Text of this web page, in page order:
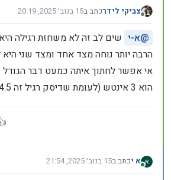
מנותק
צביקי לידרכתב ב15 בנוב׳ 2025, 20:19
נערך לאחרונה על ידי
@א-י שים לב זה לא משחזת רגילה
הרבה יותר נוחה מצד אחד ומצד שני
אי אפשר לחתוך איתה כמעט דבר
הוא 3 אינטש (לעומת שדיסק רגיל זה 4.5 אינטש)
מחובר
א יכתב ב15 בנוב׳ 2025, 21:54
נערך לאחרונה על ידי